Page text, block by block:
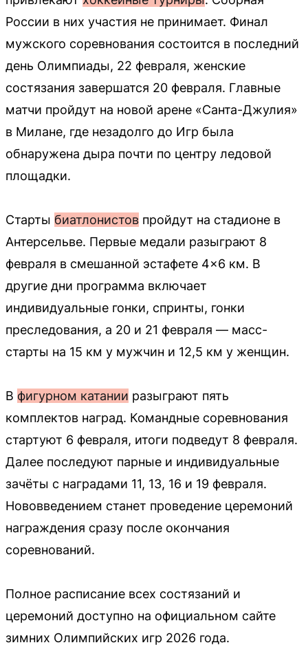
России в них участия не принимает. Финал
мужского соревнования состоится в последний
день Олимпиады, 22 февраля, женские
состязания завершатся 20 февраля. Главные
матчи пройдут на новой арене «Санта-Джулия»
в Милане, где незадолго до Игр была
обнаружена дыра почти по центру ледовой
площадки.
Старты биатлонистов пройдут на стадионе в
Антерсельве. Первые медали разыграют 8
февраля в смешанной эстафете 4×6 км. В
другие дни программа включает
индивидуальные гонки, спринты, гонки
преследования, а 20 и 21 февраля — масс-
старты на 15 км у мужчин и 12,5 км у женщин.
В фигурном катании разыграют пять
комплектов наград. Командные соревнования
стартуют 6 февраля, итоги подведут 8 февраля.
Далее последуют парные и индивидуальные
зачёты с наградами 11, 13, 16 и 19 февраля.
Нововведением станет проведение церемоний
награждения сразу после окончания
соревнований.
Полное расписание всех состязаний и
церемоний доступно на официальном сайте
зимних Олимпийских игр 2026 года.